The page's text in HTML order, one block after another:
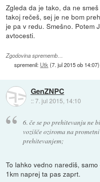
Zgleda da je tako, da ne
takoj rečeš, sej je ne bom
je pa v redu. Smešno. Potem
avtocesti.
Zgodovina sprememb…
spremenil: Utk (7. jul 2015 ob 14:07)
GenZNPC
::7. jul 2015, 14:10
6. če se po prehitevanju ne
vozišče oziroma na
prehitevanjem;
To lahko vedno narediš,
1km naprej ta pas zaprt.